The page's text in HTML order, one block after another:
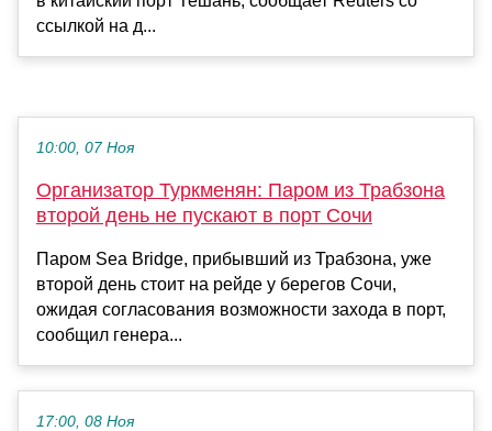
ссылкой на д...
10:00, 07 Ноя
Организатор Туркменян: Паром из Трабзона
второй день не пускают в порт Сочи
Паром Sea Bridge, прибывший из Трабзона, уже
второй день стоит на рейде у берегов Сочи,
ожидая согласования возможности захода в порт,
сообщил генера...
17:00, 08 Ноя